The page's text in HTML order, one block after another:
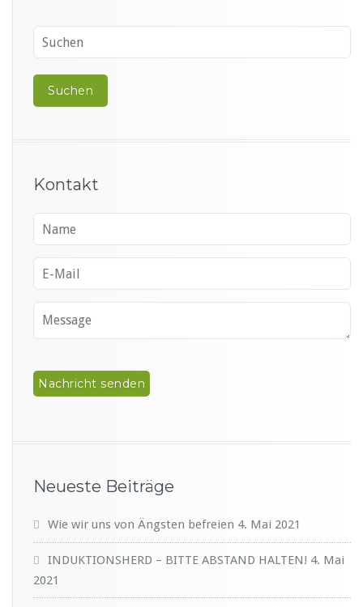
Kontakt
Neueste Beiträge
Wie wir uns von Ängsten befreien 4. Mai 2021
INDUKTIONSHERD – BITTE ABSTAND HALTEN! 4. Mai
2021